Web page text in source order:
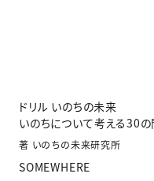
ドリル いのちの未来
いのちについて考える30
著 いのちの未来研究所
SOMEWHERE